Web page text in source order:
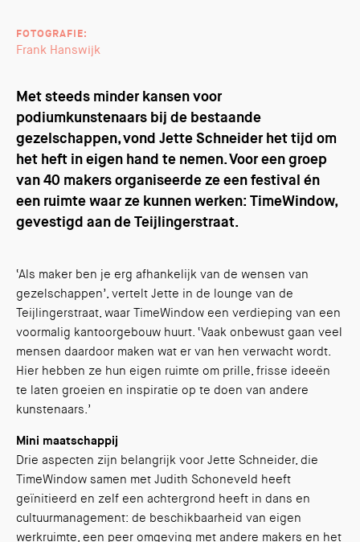
FOTOGRAFIE:
Frank Hanswijk
Met steeds minder kansen voor
podiumkunstenaars bij de bestaande
gezelschappen, vond Jette Schneider het tijd om
het heft in eigen hand te nemen. Voor een groep
van 40 makers organiseerde ze een festival én
een ruimte waar ze kunnen werken: TimeWindow,
gevestigd aan de Teijlingerstraat.
‘Als maker ben je erg afhankelijk van de wensen van
gezelschappen’, vertelt Jette in de lounge van de
Teijlingerstraat, waar TimeWindow een verdieping van een
voormalig kantoorgebouw huurt. ‘Vaak onbewust gaan veel
mensen daardoor maken wat er van hen verwacht wordt.
Hier hebben ze hun eigen ruimte om prille, frisse ideeën
te laten groeien en inspiratie op te doen van andere
kunstenaars.’
Mini maatschappij
Drie aspecten zijn belangrijk voor Jette Schneider, die
TimeWindow samen met Judith Schoneveld heeft
geïnitieerd en zelf een achtergrond heeft in dans en
cultuurmanagement: de beschikbaarheid van eigen
werkruimte, een peer omgeving met andere makers en het